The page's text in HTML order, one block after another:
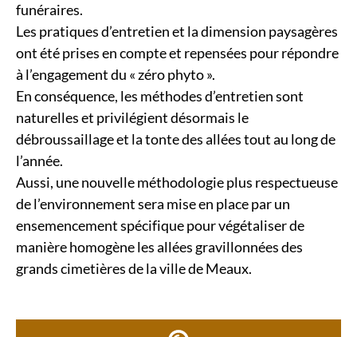
funéraires.
Les pratiques d’entretien et la dimension paysagères
ont été prises en compte et repensées pour répondre
à l’engagement du « zéro phyto ».
En conséquence, les méthodes d’entretien sont
naturelles et privilégient désormais le
débroussaillage et la tonte des allées tout au long de
l’année.
Aussi, une nouvelle méthodologie plus respectueuse
de l’environnement sera mise en place par un
ensemencement spécifique pour végétaliser de
manière homogène les allées gravillonnées des
grands cimetières de la ville de Meaux.